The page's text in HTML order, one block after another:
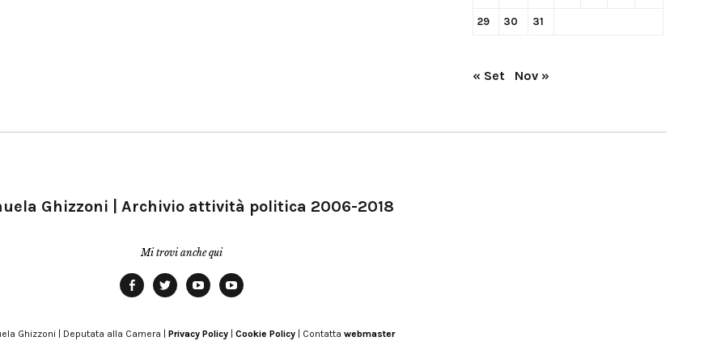
29 30 31
« Set Nov »
Ghizzoni | Archivio attività politica 2006-2018
Mi trovi anche qui
Modena
Ghizzoni | Deputata alla Camera | Privacy Policy Cookie Policy | Contatta webmaster